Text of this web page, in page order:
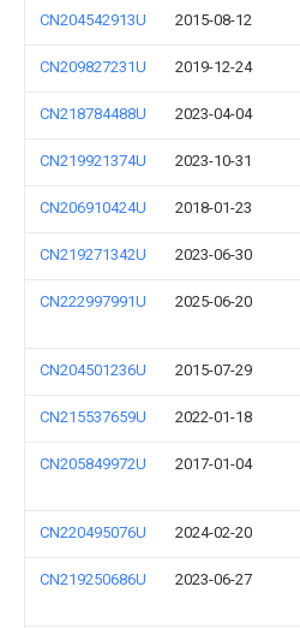
CN204542913U 2015-08-12
CN209827231U 2019-12-24
CN218784488U 2023-04-04
CN219921374U 2023-10-31
CN206910424U 2018-01-23
CN219271342U 2023-06-30
CN222997991U 2025-06-20
CN204501236U 2015-07-29
CN215537659U 2022-01-18
CN205849972U 2017-01-04
CN220495076U 2024-02-20
CN219250686U 2023-06-27